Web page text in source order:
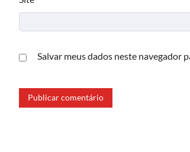
Salvar meus dados neste navegador